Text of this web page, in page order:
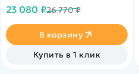
благодаря обновленной
3км. Время полёта достигает
25 минут. Обладает
интеллектуальными
режимами полёта.
23 080 ₽26 770 ₽
В корзину
Купить в 1 клик